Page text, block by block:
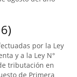
por la Ley
y a la Ley N°
tributación en
de Primera